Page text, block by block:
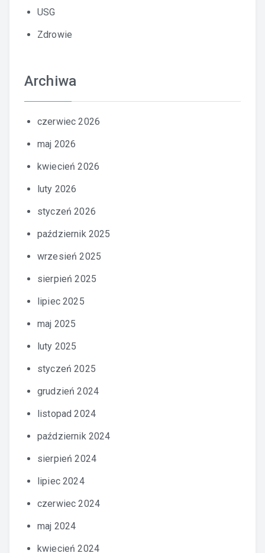
USG
Zdrowie
Archiwa
czerwiec 2026
maj 2026
kwiecień 2026
luty 2026
styczeń 2026
październik 2025
wrzesień 2025
sierpień 2025
lipiec 2025
maj 2025
luty 2025
styczeń 2025
grudzień 2024
listopad 2024
październik 2024
sierpień 2024
lipiec 2024
czerwiec 2024
maj 2024
kwiecień 2024